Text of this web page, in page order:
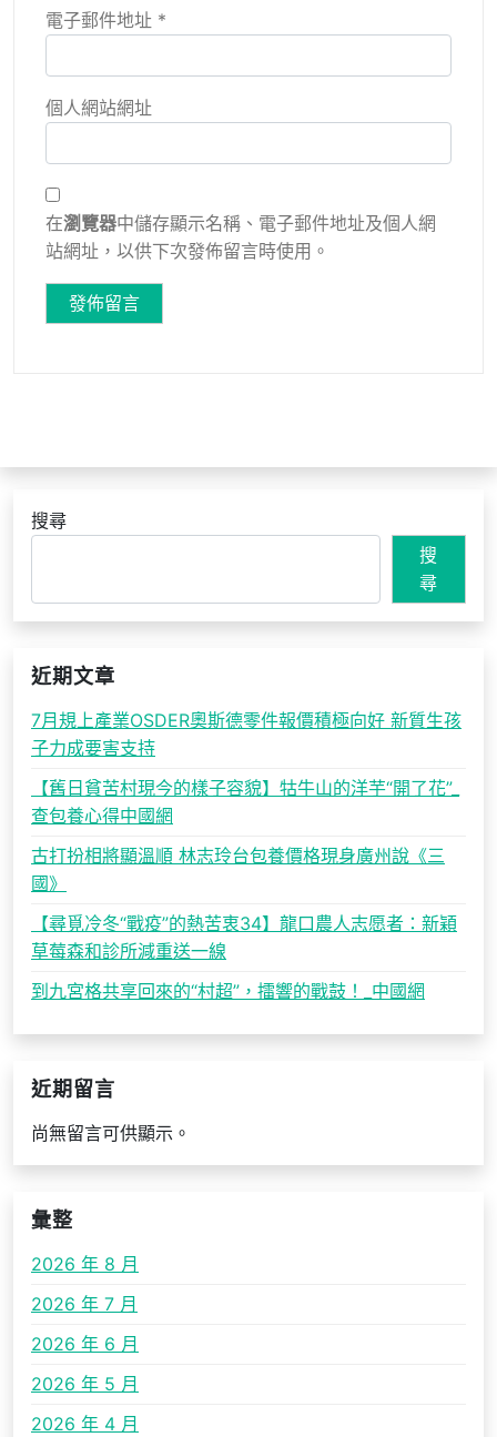
電子郵件地址 *
個人網站網址
在瀏覽器中儲存顯示名稱、電子郵件地址及個人網
站網址，以供下次發佈留言時使用。
搜尋
搜
尋
近期文章
7月規上產業OSDER奧斯德零件報價積極向好 新質生孩
子力成要害支持
【舊日貧苦村現今的樣子容貌】牯牛山的洋芋“開了花”_
查包養心得中國網
古打扮相將顯溫順 林志玲台包養價格現身廣州說《三
國》
【尋覓冷冬“戰疫”的熱苦衷34】龍口農人志愿者：新穎
草莓森和診所減重送一線
到九宮格共享回來的“村超”，擂響的戰鼓！_中國網
近期留言
尚無留言可供顯示。
彙整
2026 年 8 月
2026 年 7 月
2026 年 6 月
2026 年 5 月
2026 年 4 月